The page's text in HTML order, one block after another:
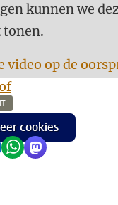
kunnen we
video op de
cookies
Bluesky
op LinkedIn
Delen via WhatsApp
Delen via